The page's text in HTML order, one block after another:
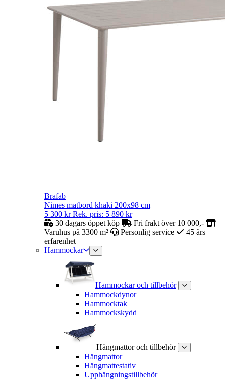
Brafab
Nimes matbord khaki 200x98 cm
5 300 kr Rek. pris: 5 890 kr
30 dagars öppet köp
Fri frakt över 10 000,-
Varuhus på 3300 m²
Personlig service
45 års
erfarenhet
Hammockar
Hammockar och tillbehör
Hammockdynor
Hammocktak
Hammockskydd
Hängmattor och tillbehör
Hängmattor
Hängmattestativ
Upphängningstillbehör